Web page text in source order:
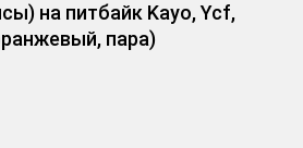
на питбайк Kayo, Ycf,
пара)